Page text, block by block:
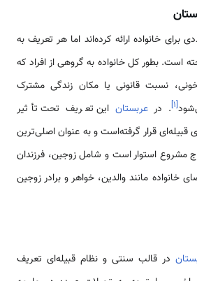
خانواده ارائه کرده‌اند اما هر تعریف به
است. بطور کل خانواده به گروهی از افراد که
نسبت قانونی یا مکان زندگی مشترک
[۱]. در عربستاناین تعریف تحت تأثیر
قرار گرفته‌است و به عنوان اصلی‌ترین
مشروع استوار است و شامل زوجین، فرزندان
خانواده مانند والدین، خواهر و برادر زوجین
در قالب سنتی و نظام قبیله‌ای تعریف